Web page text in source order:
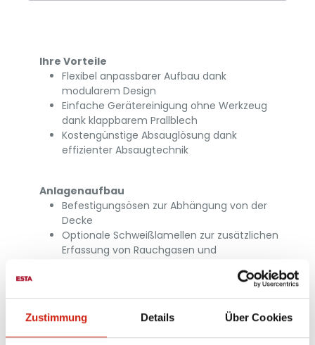
Zustimmung Details Über Cookies
Ihre Vorteile
Flexibel anpassbarer Aufbau dank
modularem Design
Einfache Gerätereinigung ohne Werkzeug
dank klappbarem Prallblech
Kostengünstige Absauglösung dank
effizienter Absaugtechnik
Anlagenaufbau
Befestigungsösen zur Abhängung von der
Decke
Optionale Schweißlamellen zur zusätzlichen
Erfassung von Rauchgasen und